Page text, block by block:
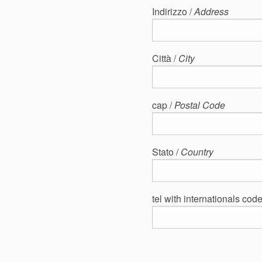
Indirizzo /Address
Città /City
cap /Postal Code
Stato /Country
tel with internationals